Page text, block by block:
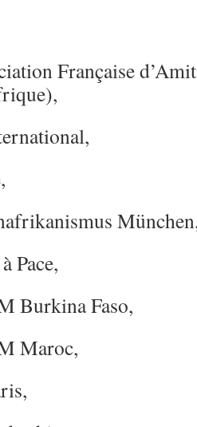
Française
Pace,
Burkina Faso,
Maroc,